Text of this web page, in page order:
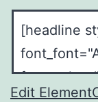
Edit Element